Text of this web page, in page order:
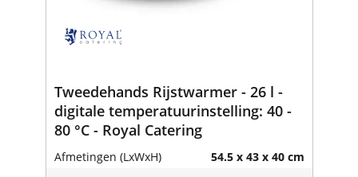
Tweedehands Rijstwarmer - 26 l -
digitale temperatuurinstelling: 40 -
80 °C - Royal Catering
Afmetingen (LxWxH) 54.5 x 43 x 40 cm